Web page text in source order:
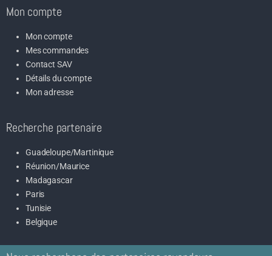
Mon compte
Mon compte
Mes commandes
Contact SAV
Détails du compte
Mon adresse
Recherche partenaire
Guadeloupe/Martinique
Réunion/Maurice
Madagascar
Paris
Tunisie
Belgique